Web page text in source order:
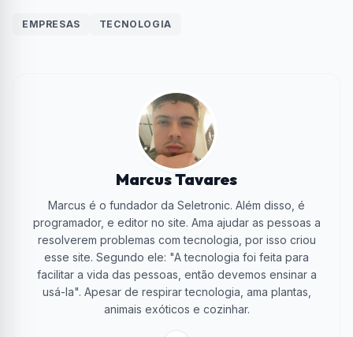
EMPRESAS TECNOLOGIA
Marcus Tavares
Marcus é o fundador da Seletronic. Além disso, é
programador, e editor no site. Ama ajudar as pessoas a
resolverem problemas com tecnologia, por isso criou
esse site. Segundo ele: "A tecnologia foi feita para
facilitar a vida das pessoas, então devemos ensinar a
usá-la". Apesar de respirar tecnologia, ama plantas,
animais exóticos e cozinhar.